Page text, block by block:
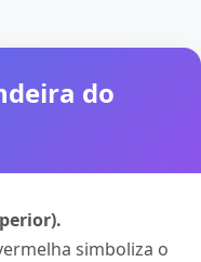
do
simboliza o